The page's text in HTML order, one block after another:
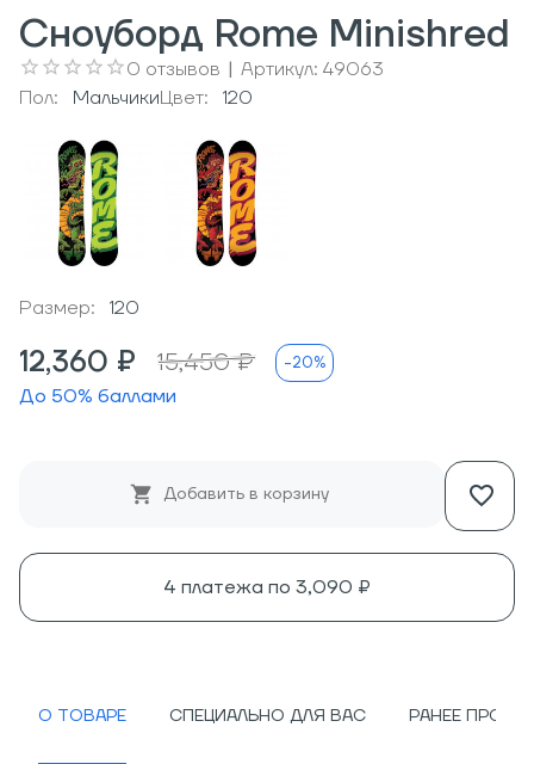
Сноуборд Rome Minishred
0 отзывов | Артикул: 49063
Пол:
МальчикиЦвет: 120
Размер: 120
12,360 ₽ 15,450 ₽ -20%
До 50% баллами
Добавить в корзину
4 платежа по 3,090 ₽
О ТОВАРЕ СПЕЦИАЛЬНО ДЛЯ ВАС РАНЕЕ